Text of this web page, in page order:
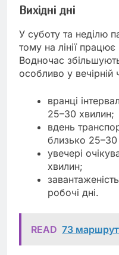
Вихідні дні
У суботу та неділю
тому на лінії
Водночас
особливо у вечірній
вранці
25–30 хвилин;
вдень
близько 25–30
увечері
хвилин;
робочі дні.
READ 73